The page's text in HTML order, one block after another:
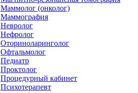
Маммолог (онколог)
Маммография
Невролог
Нефролог
Оториноларинголог
Офтальмолог
Педиатр
Проктолог
Процедурный кабинет
Психотерапевт